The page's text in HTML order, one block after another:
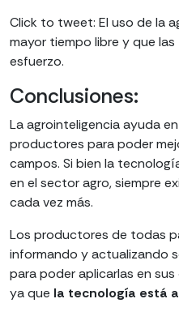
Click to tweet: El uso de la
mayor tiempo libre y que
esfuerzo.
Conclusiones:
La agrointeligencia ayuda
productores para poder
campos. Si bien la
en el sector agro, siempre
cada vez más.
Los productores de todas
informando y actualizando
para poder aplicarlas en
ya que la tecnología está